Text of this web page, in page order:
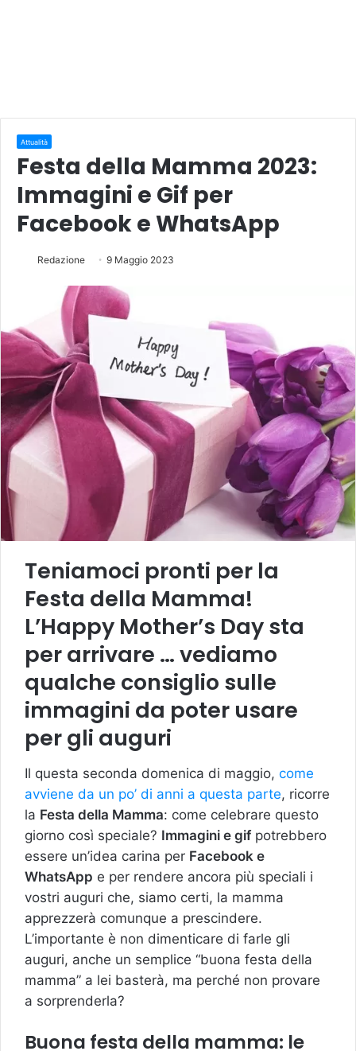
Attualità
Festa della Mamma 2023:
Immagini e Gif per
Facebook e WhatsApp
Redazione 9 Maggio 2023
Teniamoci pronti per la
Festa della Mamma!
L’Happy Mother’s Day sta
per arrivare … vediamo
qualche consiglio sulle
immagini da poter usare
per gli auguri
Il questa seconda domenica di maggio, come
avviene da un po’ di anni a questa parte, ricorre
la Festa della Mamma: come celebrare questo
giorno così speciale? Immagini e gifpotrebbero
essere un’idea carina per Facebook e
WhatsApp e per rendere ancora più speciali i
vostri auguri che, siamo certi, la mamma
apprezzerà comunque a prescindere.
L’importante è non dimenticare di farle gli
auguri, anche un semplice “buona festa della
mamma” a lei basterà, ma perché non provare
a sorprenderla?
Buona festa della mamma: le